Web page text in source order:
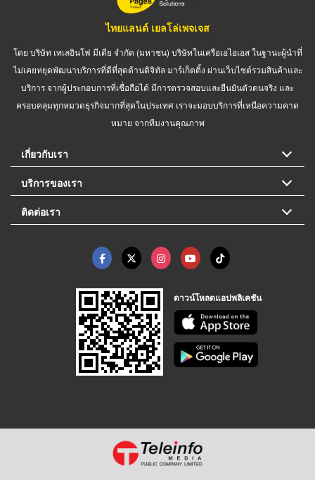
ไทยแลนด์ เยลโล่เพจเจส
โดย บริษัท เทเลอินโฟ มีเดีย จำกัด (มหาชน) บริษัทในเครือเอไอเอส ในฐานะผู้นำที่
ไม่เคยหยุดพัฒนาบริการที่ดีที่สุดด้านดิจิทัล มาร์เก็ตติ้ง ผ่านเว็บไซต์รวมสินค้าและ
บริการ จากผู้ประกอบการที่เชื่อถือได้ มีการตรวจสอบและยืนยันตัวตนจริง และ
ครอบคลุมทุกหมวดธุรกิจมากที่สุดในประเทศ เราจะมอบบริการที่เหนือความคาด
หมาย จากทีมงานคุณภาพ
เกี่ยวกับเรา
บริการของเรา
ติดต่อเรา
ดาวน์โหลดแอปพลิเคชัน